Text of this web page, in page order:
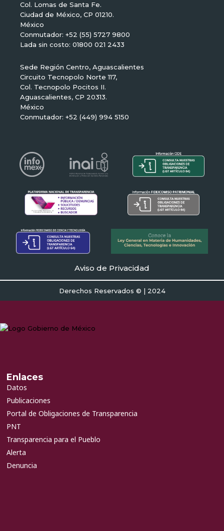
Col. Lomas de Santa Fe.
Ciudad de México, CP 01210.
México
Conmutador: +52 (55) 5727 9800
Lada sin costo: 01800 021 2433
Sede Región Centro, Aguascalientes
Circuito Tecnopolo Norte 117,
Col. Tecnopolo Pocitos II.
Aguascalientes, CP 20313.
México
Conmutador: +52 (449) 994 5150
Aviso de Privacidad
Derechos Reservados © | 2024
Enlaces
Datos
Publicaciones
Portal de Obligaciones de Transparencia
PNT
Transparencia para el Pueblo
Alerta
Denuncia